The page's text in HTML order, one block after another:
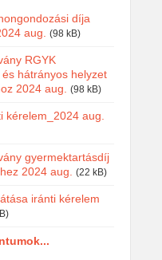
díja
aug.
(98 kB)
RGYK
hátrányos helyzet
2024 aug.
(98 kB)
kérelem_2024 aug.
gyermektartásdíj
2024 aug.
(22 kB)
iránti kérelem